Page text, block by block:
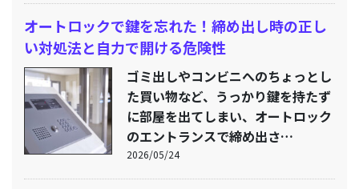
オートロックで鍵を忘れた！締め出し時の正し
い対処法と自力で開ける危険性
ゴミ出しやコンビニへのちょっとし
た買い物など、うっかり鍵を持たず
に部屋を出てしまい、オートロック
のエントランスで締め出さ…
2026/05/24